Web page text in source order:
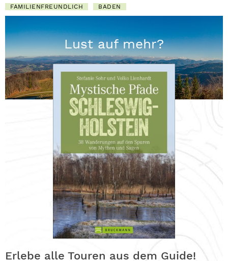
FAMILIENFREUNDLICH BADEN
Lust auf mehr?
Erlebe alle Touren aus dem Guide!